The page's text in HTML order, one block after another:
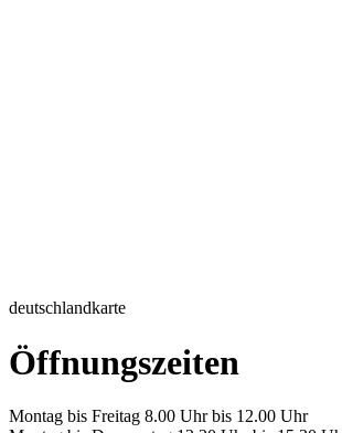
deutschlandkarte
Öffnungszeiten
Montag bis Freitag 8.00 Uhr bis 12.00 Uhr